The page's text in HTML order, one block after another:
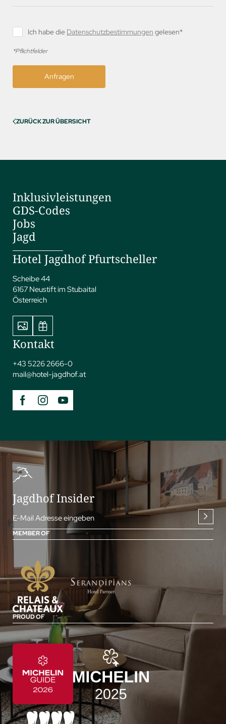
Ich habe die Datenschutzbestimmungen gelesen*
*Pflichtfelder
Anfragen
ZURÜCK ZUR ÜBERSICHT
Inklusivleistungen
GDS-Codes
Jobs
Jagd
Hotel Jagdhof Pfurtscheller
Scheibe 44
6167 Neustift im Stubaital
Österreich
Kontakt
+43 5226 2666-0
mail@hotel-jagdhof.at
Jagdhof Insider
E-Mail Adresse eingeben
MEMBER OF
PROUD OF